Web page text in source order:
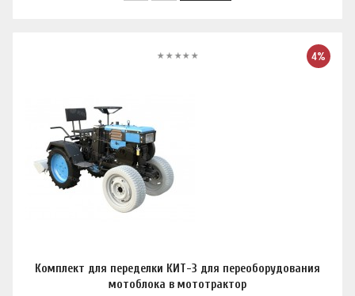
4%
Комплект для переделки КИТ-3 для переоборудования
мотоблока в мототрактор